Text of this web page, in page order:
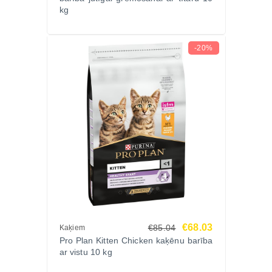
kg
-20%
Kaķiem €85.04 €68.03
Pro Plan Kitten Chicken kaķēnu barība
ar vistu 10 kg